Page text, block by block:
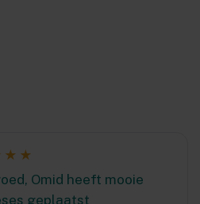
Omid heeft mooie
geplaatst